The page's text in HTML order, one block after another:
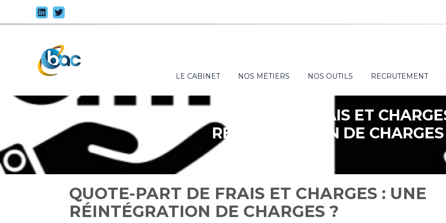
au
contenu
Principal
LE CABINET NOS MÉTIERS NOS OUTILS RECRUTEMENT
QUOTE-PART DE FRAIS ET
RÉINTÉGRATION DE
QUOTE-PART DE FRAIS ET CHARGES : UNE
RÉINTÉGRATION DE CHARGES ?